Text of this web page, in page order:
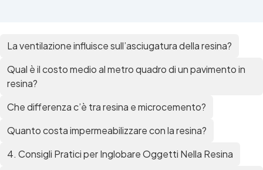
La ventilazione influisce sull’asciugatura della resina?
Qual è il costo medio al metro quadro di un pavimento in
resina?
Che differenza c’è tra resina e microcemento?
Quanto costa impermeabilizzare con la resina?
4. Consigli Pratici per Inglobare Oggetti Nella Resina